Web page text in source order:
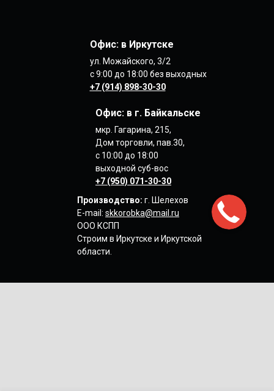
Офис: в Иркутске
ул. Можайского, 3/2
с 9:00 до 18:00 без выходных
+7 (914) 898-30-30
Офис: в г. Байкальске
мкр. Гагарина, 215,
Дом торговли, пав.30,
с 10:00 до 18:00
выходной суб-вос
+7 (950) 071-30-30
Производство: г. Шелехов
E-mail: skkorobka@mail.ru
ООО КСПП
Строим в Иркутске и Иркутской
области.